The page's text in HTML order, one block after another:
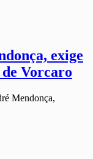
exige
Vorcaro
Mendonça,